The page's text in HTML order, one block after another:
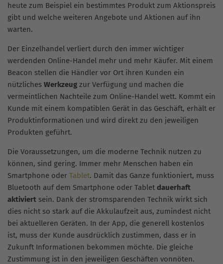
heute zum Beispiel ein bestimmtes Produkt zum Aktionspreis
gibt und welche weiteren Angebote und Aktionen auf ihn
warten.
Der Einzelhandel verliert durch den immer wichtiger
werdenden Online-Handel mehr und mehr Käufer. Mit einem
Beacon stellen die Händler vor Ort ihren Kunden ein
nützliches Werkzeug zur Verfügung und machen die
vermeintlichen Nachteile zum Online-Handel wett. Kommt ein
Kunde mit einem kompatiblen Gerät in das Geschäft, erhält er
Produktinformationen und wird direkt zu den jeweiligen
Produkten geführt.
Die Voraussetzungen, um die moderne Technik nutzen zu
können, sind gering. Immer mehr Menschen haben ein
Smartphone oder Tablet. Damit das Ganze funktioniert, muss
Bluetooth auf dem Smartphone oder Tablet dauerhaft
aktiviert sein. Dank der stromsparenden Technik wirkt sich
dies nicht so stark auf die Akkulaufzeit aus, zumindest nicht
bei aktuelleren Geräten. In der App, die generell kostenlos
ist, muss der Kunde ausdrücklich zustimmen, dass er in
Zukunft Informationen bekommen möchte. Die gleiche
Zustimmung ist in den jeweiligen Geschäften vonnöten.